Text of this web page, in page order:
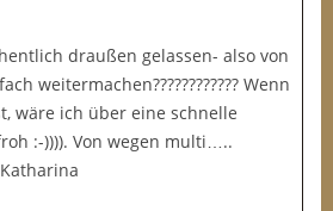
draußen gelassen- also von
weitermachen???????????? Wenn
wäre ich über eine schnelle
:-)))). Von wegen multi…..